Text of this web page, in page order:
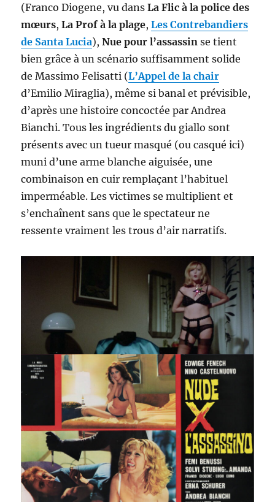
(Franco Diogene, vu dansLa Flic à la police des
mœurs,La Prof à la plage, Les Contrebandiers
de Santa Lucia),Nue pour l’assassin se tient
bien grâce à un scénario suffisamment solide
de Massimo Felisatti (L’Appel de la chair
d’Emilio Miraglia), même si banal et prévisible,
d’après une histoire concoctée par Andrea
Bianchi. Tous les ingrédients du giallo sont
présents avec un tueur masqué (ou casqué ici)
muni d’une arme blanche aiguisée, une
combinaison en cuir remplaçant l’habituel
imperméable. Les victimes se multiplient et
s’enchaînent sans que le spectateur ne
ressente vraiment les trous d’air narratifs.